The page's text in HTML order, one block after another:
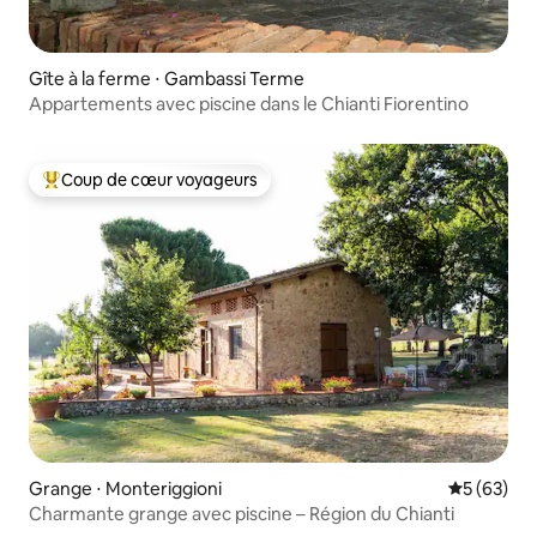
Gîte à la ferme ⋅ Gambassi Terme
Appartements avec piscine dans le Chianti Fiorentino
Coups de cœur voyageurs les plus appréciés
Coup de cœur voyageurs
Grange ⋅ Monteriggioni
5 (63)
Charmante grange avec piscine – Région du Chianti